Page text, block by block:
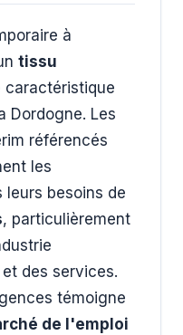
à
tissu
caractéristique
Dordogne. Les
référencés
les
leurs besoins de
, particulièrement
des services.
témoigne
de l'emploi